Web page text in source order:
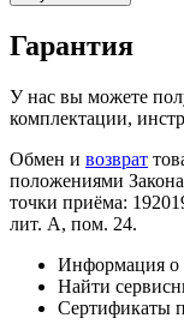
Гарантия
У нас вы можете
комплектации,
Обмен и возврат
положениями
точки приёма:
лит. А, пом. 24.
Информация о
Найти
Сертификаты